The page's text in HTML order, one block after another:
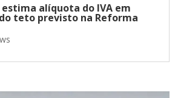
alíquota do IVA em
teto previsto na Reforma